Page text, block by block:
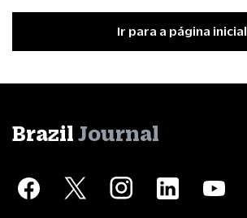
Ir para a página inicial
Brazil Journal